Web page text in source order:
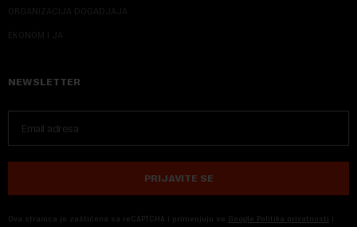
ORGANIZACIJA DOGADJAJA
EKONOM I JA
NEWSLETTER
PRIJAVITE SE
Ova stranica je zaštićena sa reCAPTCHA i primenjuju se Google Politika privatnosti i